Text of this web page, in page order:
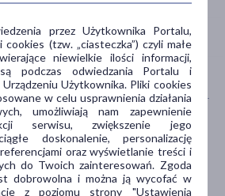
WIEK
dla dorosłych
dla seniorów
przez Użytkownika Portalu,
(tzw. „ciasteczka”) czyli małe
niewielkie ilości informacji,
podczas odwiedzania Portalu i
Użytkownika. Pliki cookies
w celu usprawnienia działania
umożliwiają nam zapewnienie
serwisu, zwiększenie jego
doskonalenie, personalizację
oraz wyświetlanie treści i
do Twoich zainteresowań. Zgoda
dobrowolna i można ją wycofać w
z poziomu strony "Ustawienia